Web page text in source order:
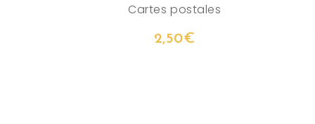
Cartes postales
2,50€